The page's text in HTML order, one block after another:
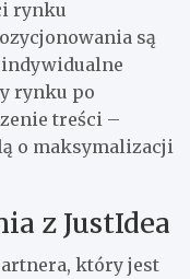
rynku
są
indywidualne
rynku po
treści –
o maksymalizacji
z JustIdea
który jest